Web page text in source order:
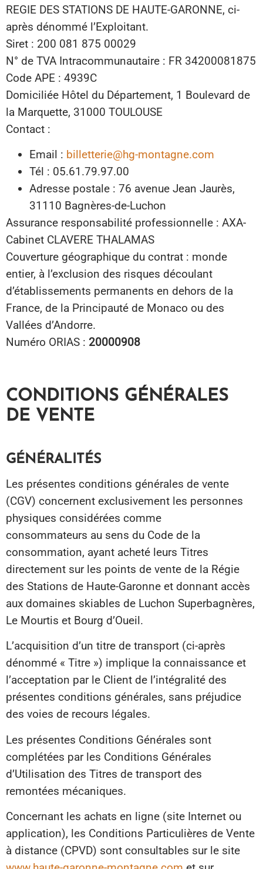
REGIE DES STATIONS DE HAUTE-GARONNE, ci-
après dénommé l’Exploitant.
Siret : 200 081 875 00029
N° de TVA Intracommunautaire : FR 34200081875
Code APE : 4939C
Domiciliée Hôtel du Département, 1 Boulevard de
la Marquette, 31000 TOULOUSE
Contact :
Email : billetterie@hg-montagne.com
Tél : 05.61.79.97.00
Adresse postale : 76 avenue Jean Jaurès,
31110 Bagnères-de-Luchon
Assurance responsabilité professionnelle : AXA-
Cabinet CLAVERE THALAMAS
Couverture géographique du contrat : monde
entier, à l’exclusion des risques découlant
d’établissements permanents en dehors de la
France, de la Principauté de Monaco ou des
Vallées d’Andorre.
Numéro ORIAS : 20000908
CONDITIONS GÉNÉRALES
DE VENTE
GÉNÉRALITÉS
Les présentes conditions générales de vente
(CGV) concernent exclusivement les personnes
physiques considérées comme
consommateurs au sens du Code de la
consommation, ayant acheté leurs Titres
directement sur les points de vente de la Régie
des Stations de Haute-Garonne et donnant accès
aux domaines skiables de Luchon Superbagnères,
Le Mourtis et Bourg d’Oueil.
L’acquisition d’un titre de transport (ci-après
dénommé « Titre ») implique la connaissance et
l’acceptation par le Client de l’intégralité des
présentes conditions générales, sans préjudice
des voies de recours légales.
Les présentes Conditions Générales sont
complétées par les Conditions Générales
d’Utilisation des Titres de transport des
remontées mécaniques.
Concernant les achats en ligne (site Internet ou
application), les Conditions Particulières de Vente
à distance (CPVD) sont consultables sur le site